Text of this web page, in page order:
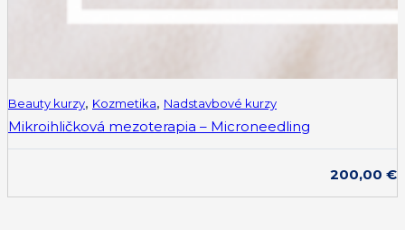
Beauty kurzy, Kozmetika, Nadstavbové kurzy
Mikroihličková mezoterapia – Microneedling
200,00 €